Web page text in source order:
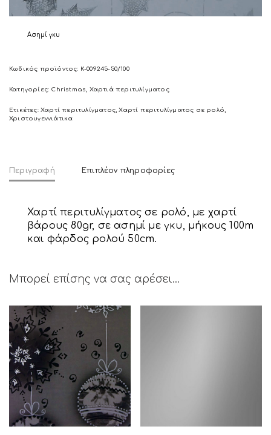
Ασημί γκυ
Κωδικός προϊόντος: K-009245-50/100
Κατηγορίες: Christmas Χαρτιά περιτυλίγματος
Ετικέτες:Χαρτί περιτυλίγματος ,Χαρτί περιτυλίγματος σε ρολό
Χριστουγεννιάτικα
Περιγραφή Επιπλέον πληροφορίες
Χαρτί περιτυλίγματος σε ρολό, με χαρτί
βάρους 80gr, σε ασημί με γκυ, μήκους 100m
και φάρδος ρολού 50cm.
Μπορεί επίσης να σας αρέσει…